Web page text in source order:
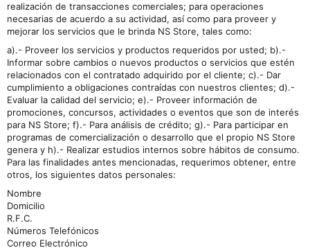
realización de transacciones comerciales; para operaciones
necesarias de acuerdo a su actividad, así como para proveer y
mejorar los servicios que le brinda NS Store, tales como:
a).- Proveer los servicios y productos requeridos por usted; b).-
Informar sobre cambios o nuevos productos o servicios que estén
relacionados con el contratado adquirido por el cliente; c).- Dar
cumplimiento a obligaciones contraídas con nuestros clientes; d).-
Evaluar la calidad del servicio; e).- Proveer información de
promociones, concursos, actividades o eventos que son de interés
para NS Store; f).- Para análisis de crédito; g).- Para participar en
programas de comercialización o desarrollo que el propio NS Store
genera y h).- Realizar estudios internos sobre hábitos de consumo.
Para las finalidades antes mencionadas, requerimos obtener, entre
otros, los siguientes datos personales:
Nombre
Domicilio
R.F.C.
Números Telefónicos
Correo Electrónico